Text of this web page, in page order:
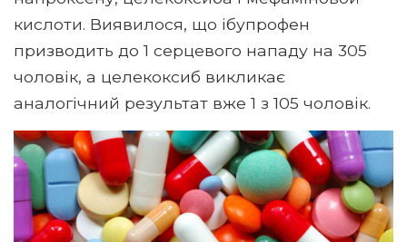
кислоти. Виявилося, що ібупрофен
призводить до 1 серцевого нападу на 305
чоловік, а целекоксиб викликає
аналогічний результат вже 1 з 105 чоловік.